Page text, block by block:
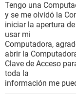
Tengo una
y se me olvidó la
iniciar la apertura
usar mi
Computadora,
abrir la
Clave de Acceso
toda la
información me